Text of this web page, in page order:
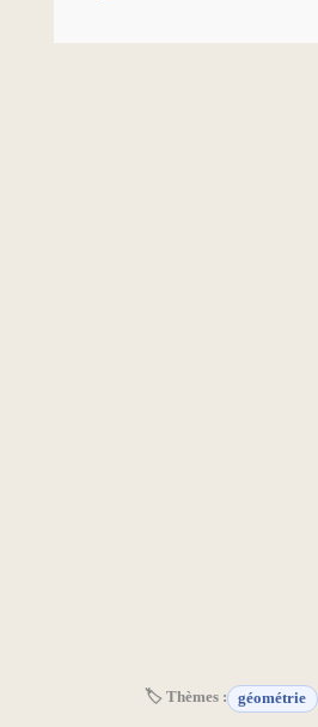
🏷 Thèmes : géométrie